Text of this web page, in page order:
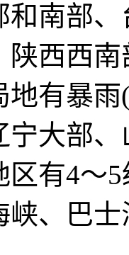
和南部
陕西西
地有暴
宁大部
区有4～
、巴